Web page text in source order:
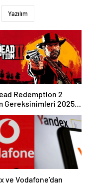
Yazılım
Redemption 2
Gereksinimleri 2025:
GB Yer Kaplar?
ve Vodafone’dan